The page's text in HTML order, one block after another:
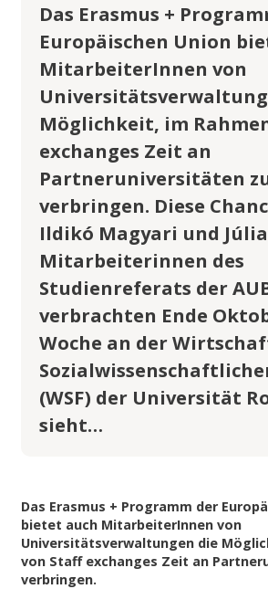
Das Erasmus +
Europäischen Union
MitarbeiterInnen von
Möglichkeit, im
exchanges Zeit an
Partneruniversitäten
verbringen. Diese
Ildikó Magyari und
Mitarbeiterinnen des
Studienreferats der
verbrachten Ende
Woche an der
(WSF) der Universität
sieht…
Das Erasmus + Programm der
bietet auch MitarbeiterInnen von
Universitätsverwaltungen die
von Staff exchanges Zeit an
verbringen.